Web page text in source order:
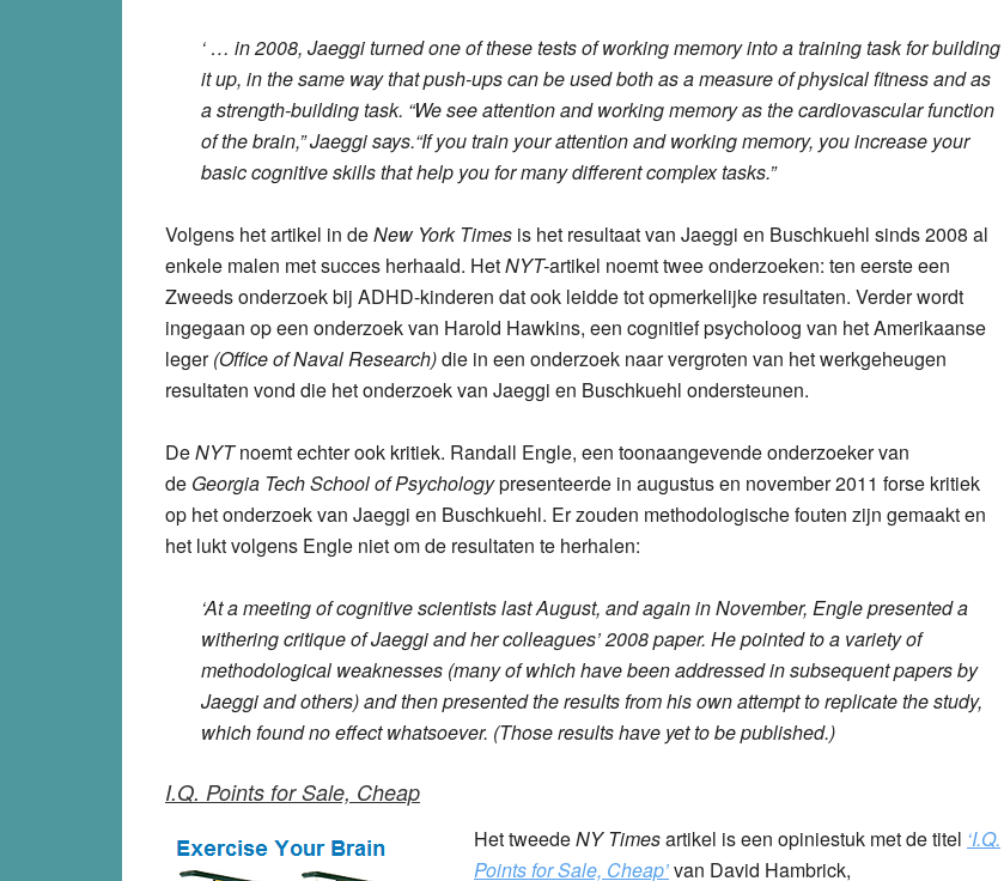
‘ … in 2008, Jaeggi turned one of these tests of working memory into a training task for building
it up, in the same way that push-ups can be used both as a measure of physical fitness and as
a strength-building task. “We see attention and working memory as the cardiovascular function
of the brain,” Jaeggi says.“If you train your attention and working memory, you increase your
basic cognitive skills that help you for many different complex tasks.”
Volgens het artikel in deNew York Times is het resultaat van Jaeggi en Buschkuehl sinds 2008 al
enkele malen met succes herhaald. HetNYT-artikel noemt twee onderzoeken: ten eerste een
Zweeds onderzoek bij ADHD-kinderen dat ook leidde tot opmerkelijke resultaten. Verder wordt
ingegaan op een onderzoek van Harold Hawkins, een cognitief psycholoog van het Amerikaanse
leger(Office of Naval Research)die in een onderzoek naar vergroten van het werkgeheugen
resultaten vond die het onderzoek van Jaeggi en Buschkuehl ondersteunen.
DeNYTnoemt echter ook kritiek. Randall Engle, een toonaangevende onderzoeker van
de Georgia Tech School of Psychologypresenteerde in augustus en november 2011 forse kritiek
op het onderzoek van Jaeggi en Buschkuehl. Er zouden methodologische fouten zijn gemaakt en
het lukt volgens Engle niet om de resultaten te herhalen:
‘At a meeting of cognitive scientists last August, and again in November, Engle presented a
withering critique of Jaeggi and her colleagues’ 2008 paper. He pointed to a variety of
methodological weaknesses (many of which have been addressed in subsequent papers by
Jaeggi and others) and then presented the results from his own attempt to replicate the study,
which found no effect whatsoever. (Those results have yet to be published.)
I.Q. Points for Sale, Cheap
Het tweedeNY Timesartikel is een opiniestuk met de titel ‘I.Q.
Points for Sale, Cheap’van David Hambrick,